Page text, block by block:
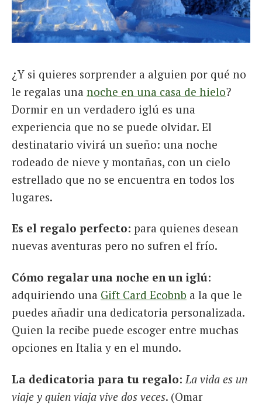
¿Y si quieres sorprender a alguien por qué no
le regalas una noche en una casa de hielo?
Dormir en un verdadero iglú es una
experiencia que no se puede olvidar. El
destinatario vivirá un sueño: una noche
rodeado de nieve y montañas, con un cielo
estrellado que no se encuentra en todos los
lugares.
Es el regalo perfecto: para quienes desean
nuevas aventuras pero no sufren el frío.
Cómo regalar una noche en un iglú:
adquiriendo una Gift Card Ecobnb a la que le
puedes añadir una dedicatoria personalizada.
Quien la recibe puede escoger entre muchas
opciones en Italia y en el mundo.
La dedicatoria para tu regalo: La vida es un
viaje y quien viaja vive dos veces. (Omar